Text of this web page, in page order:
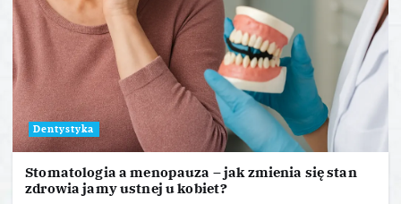
Dentystyka
Stomatologia a menopauza – jak zmienia się stan
zdrowia jamy ustnej u kobiet?